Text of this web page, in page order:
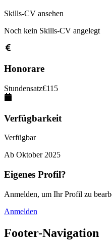
Skills-CV ansehen
Noch kein Skills-CV angelegt
Honorare
Stundensatz€115
Verfügbarkeit
Verfügbar
Ab Oktober 2025
Eigenes Profil?
Anmelden, um Ihr Profil zu
Anmelden
Footer-Navigation